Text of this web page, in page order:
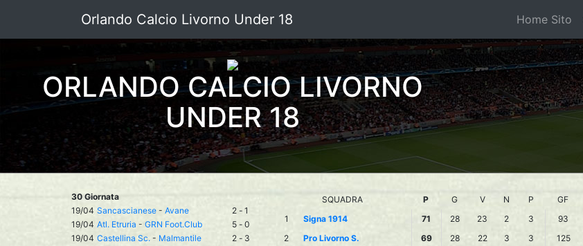
Orlando Calcio Livorno Under 18 Home Sito
ORLANDO CALCIO LIVORNO
UNDER 18
30 Giornata
19/04 Sancascianese - Avane 2 - 1
19/04 Atl. Etruria - GRN Foot.Club 5 - 0
19/04 Castellina Sc. - Malmantile 2 - 3
SQUADRA P G V N P GF
1
Signa 1914 71 28 23 2 3 93
2
Pro Livorno S. 69 28 22 3 3 125